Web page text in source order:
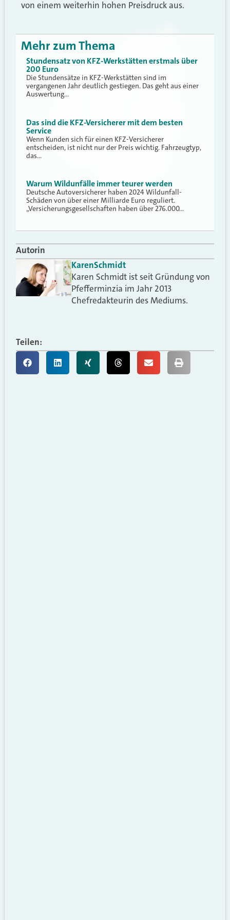
von einem weiterhin hohen Preisdruck aus.
Mehr zum Thema
Stundensatz von KFZ-Werkstätten erstmals über
200 Euro
Die Stundensätze in KFZ-Werkstätten sind im
vergangenen Jahr deutlich gestiegen. Das geht aus einer
Auswertung…
Das sind die KFZ-Versicherer mit dem besten
Service
Wenn Kunden sich für einen KFZ-Versicherer
entscheiden, ist nicht nur der Preis wichtig. Fahrzeugtyp,
das…
Warum Wildunfälle immer teurer werden
Deutsche Autoversicherer haben 2024 Wildunfall-
Schäden von über einer Milliarde Euro reguliert.
„Versicherungsgesellschaften haben über 276.000…
Autorin
KarenSchmidt
Karen Schmidt ist seit Gründung von
Pfefferminzia im Jahr 2013
Chefredakteurin des Mediums.
Teilen: